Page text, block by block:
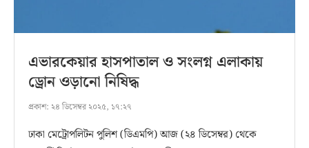
এভারকেয়ার হাসপাতাল ও সংলগ্ন এলাকায়
ড্রোন ওড়ানো নিষিদ্ধ
প্রকাশ: ২৪ ডিসেম্বর ২০২৫, ১৭:২৭
ঢাকা মেট্রোপলিটন পুলিশ (ডিএমপি) আজ (২৪ ডিসেম্বর) থেকে